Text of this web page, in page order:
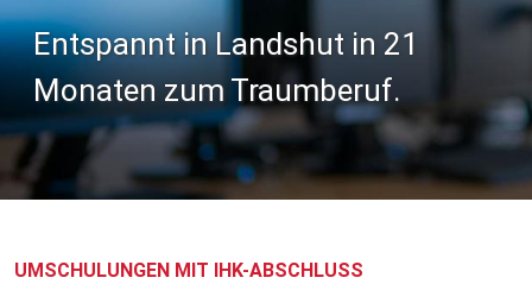
Entspannt in Landshut in 21
Monaten zum Traumberuf.
UMSCHULUNGEN MIT IHK-ABSCHLUSS